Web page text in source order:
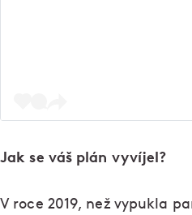
Jak se váš plán vyvíjel?
V roce 2019, než vypukla